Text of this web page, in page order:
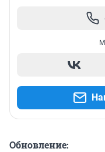
Обновление: